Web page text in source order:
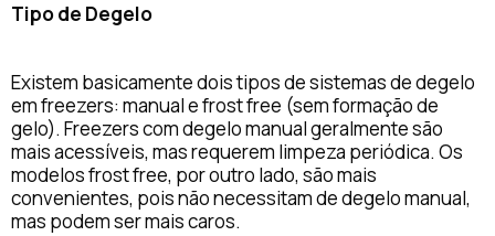
Tipo de Degelo
Existem basicamente dois tipos de sistemas de degelo
em freezers: manual e frost free (sem formação de
gelo). Freezers com degelo manual geralmente são
mais acessíveis, mas requerem limpeza periódica. Os
modelos frost free, por outro lado, são mais
convenientes, pois não necessitam de degelo manual,
mas podem ser mais caros.